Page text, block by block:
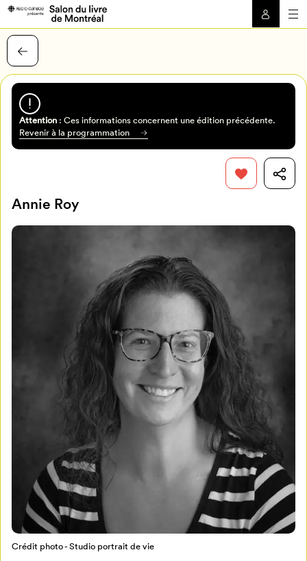
Programmation
Billetterie
Attention: Ces informations concernent une édition précédente.
Revenir à la programmation
Annie Roy
Crédit photo - Studio portrait de vie
Pour enregistrer vos favoris,
connectez-vous ou créez votre profil
Mon Salon